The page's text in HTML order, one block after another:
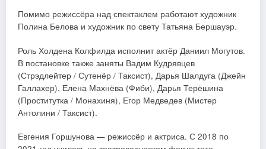
Помимо режиссёра над спектаклем работают художник
Полина Белова и художник по свету Татьяна Бершауэр.
Роль Холдена Колфилда исполнит актёр Даниил Могутов.
В постановке также заняты Вадим Кудрявцев
(Стрэдлейтер / Сутенёр / Таксист), Дарья Шалдуга (Джейн
Галлахер), Елена Махнёва (Фиби), Дарья Терёшина
(Проститутка / Монахиня), Егор Медведев (Мистер
Антолини / Таксист).
Евгения Горшунова — режиссёр и актриса. С 2018 по